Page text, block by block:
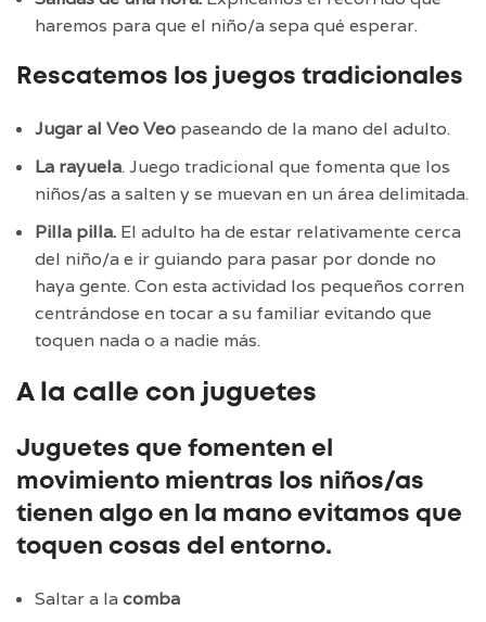
haremos para que el niño/a sepa qué esperar.
Rescatemos los juegos tradicionales
Jugar al Veo Veo paseando de la mano del adulto.
La rayuela. Juego tradicional que fomenta que los
niños/as a salten y se muevan en un área delimitada.
Pilla pilla. El adulto ha de estar relativamente cerca
del niño/a e ir guiando para pasar por donde no
haya gente. Con esta actividad los pequeños corren
centrándose en tocar a su familiar evitando que
toquen nada o a nadie más.
A la calle con juguetes
Juguetes que fomenten el
movimiento mientras los niños/as
tienen algo en la mano evitamos que
toquen cosas del entorno.
Saltar a la comba